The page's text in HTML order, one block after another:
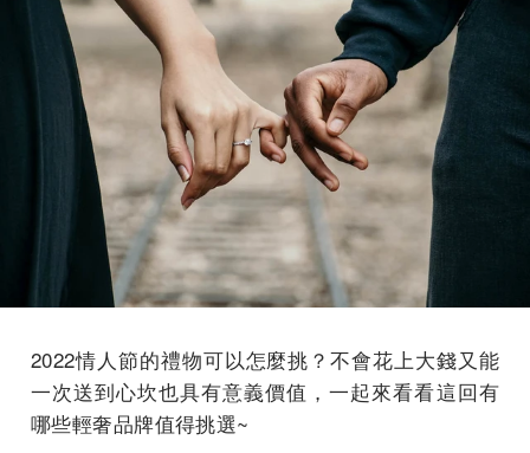
2022情人節的禮物可以怎麼挑？不會花上大錢又能
一次送到心坎也具有意義價值，一起來看看這回有
哪些輕奢品牌值得挑選~